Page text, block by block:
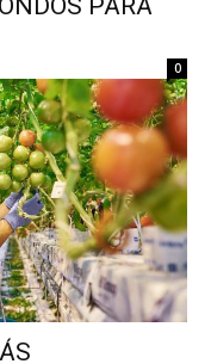
PARA
0